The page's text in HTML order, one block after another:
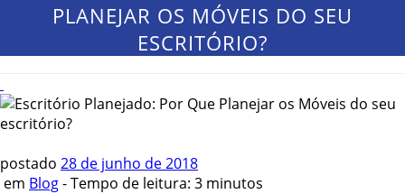
PLANEJAR OS MÓVEIS DO SEU
ESCRITÓRIO?
postado 28 de junho de 2018
em Blog-Tempo de leitura: 3 minutos